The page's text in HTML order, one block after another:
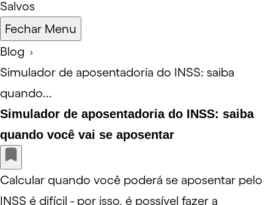
Salvos
Fechar Menu
Blog
Simulador de aposentadoria do INSS: saiba
quando...
Simulador de aposentadoria do INSS: saiba
quando você vai se aposentar
Calcular quando você poderá se aposentar pelo
INSS é difícil - por isso, é possível fazer a